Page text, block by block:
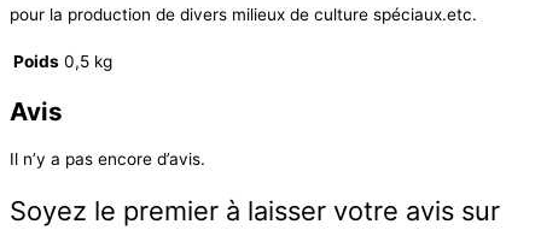
pour la production de divers milieux de culture spéciaux.etc.
Poids 0,5 kg
Avis
Il n’y a pas encore d’avis.
Soyez le premier à laisser votre avis sur